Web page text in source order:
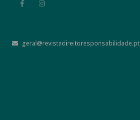
geral@revistadireitoresponsabilidade.pt